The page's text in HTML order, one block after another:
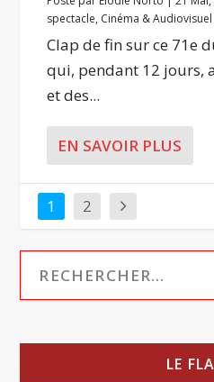
spectacle, Cinéma & Audiovisuel
Clap de fin sur ce 71e
qui, pendant 12 jours,
et des...
EN SAVOIR PLUS
1 2
LE